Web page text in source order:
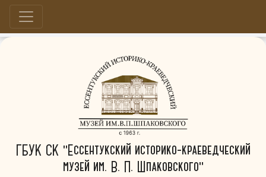
Больше, чем музей...
ГБУК СК "Ессентукский историко-краеведческий
музей им. В. П. Шпаковского"